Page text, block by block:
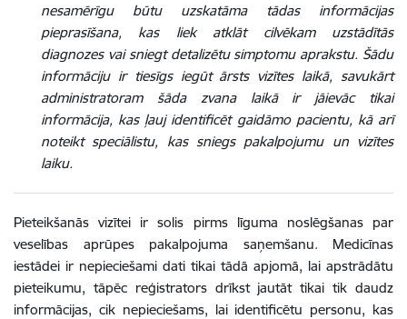
nesamērīgu būtu uzskatāma tādas informācijas
pieprasīšana, kas liek atklāt cilvēkam uzstādītās
diagnozes vai sniegt detalizētu simptomu aprakstu. Šādu
informāciju ir tiesīgs iegūt ārsts vizītes laikā, savukārt
administratoram šāda zvana laikā ir jāievāc tikai
informācija, kas ļauj identificēt gaidāmo pacientu, kā arī
noteikt speciālistu, kas sniegs pakalpojumu un vizītes
laiku.
Pieteikšanās vizītei ir solis pirms līguma noslēgšanas par
veselības aprūpes pakalpojuma saņemšanu. Medicīnas
iestādei ir nepieciešami dati tikai tādā apjomā, lai apstrādātu
pieteikumu, tāpēc reģistrators drīkst jautāt tikai tik daudz
informācijas, cik nepieciešams, lai identificētu personu, kas